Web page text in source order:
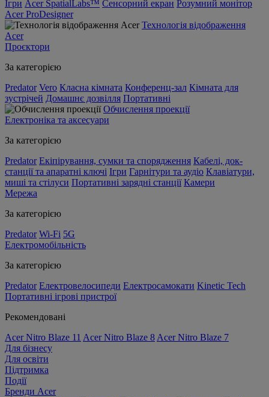
Ігри Acer SpatialLabs™ Сенсорний екран Розумний монітор
Acer ProDesigner
Технологія відображення
Acer
Проєктори
За категорією
Predator Vero Класна кімната Конференц-зал Кімната для
зустрічей Домашнє дозвілля Портативні
Обчислення проекції
Електроніка та аксесуари
За категорією
Predator Екіпірування, сумки та спорядження Кабелі, док-
станції та апаратні ключі Ігри Гарнітури та аудіо Клавіатури,
миші та стілуси Портативні зарядні станції Камери
Мережа
За категорією
Predator Wi-Fi 5G
Електромобільність
За категорією
Predator Електровелосипеди Електросамокати Kinetic Tech
Портативні ігрові пристрої
Рекомендовані
Acer Nitro Blaze 11 Acer Nitro Blaze 8 Acer Nitro Blaze 7
Для бізнесу
Для освіти
Підтримка
Події
Бренди Acer